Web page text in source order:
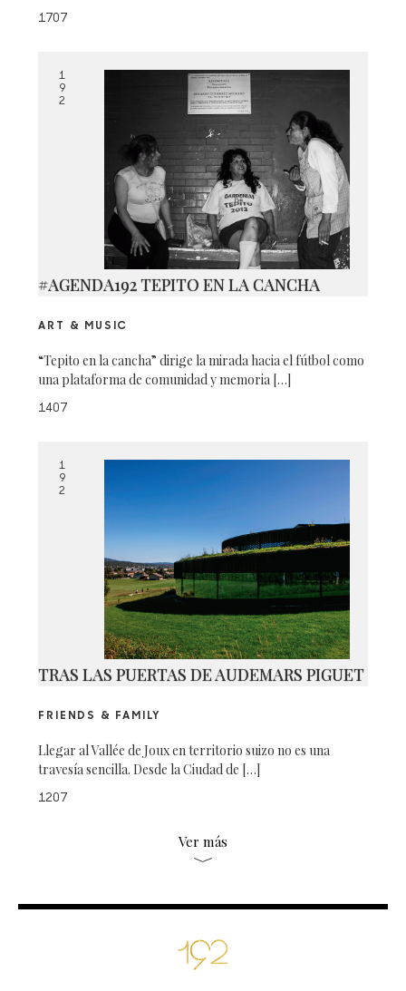
1707
1
9
2
#AGENDA192 TEPITO EN LA CANCHA
ART & MUSIC
“Tepito en la cancha” dirige la mirada hacia el fútbol como
una plataforma de comunidad y memoria […]
1407
1
9
2
TRAS LAS PUERTAS DE AUDEMARS PIGUET
FRIENDS & FAMILY
Llegar al Vallée de Joux en territorio suizo no es una
travesía sencilla. Desde la Ciudad de […]
1207
Ver más